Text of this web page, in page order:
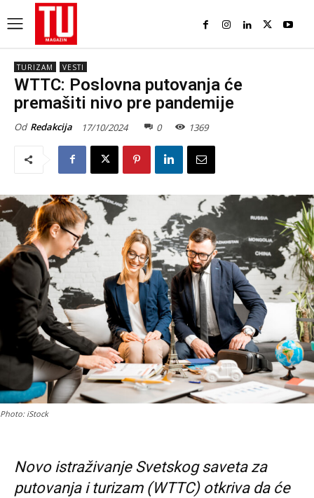
TURIZAM VESTI
WTTC: Poslovna putovanja će
premašiti nivo pre pandemije
Od Redakcija 17/10/2024 0 1369
Photo: iStock
Novo istraživanje Svetskog saveta za
putovanja i turizam (WTTC) otkriva da će